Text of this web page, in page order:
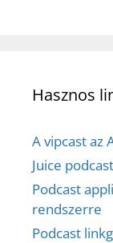
Hasznos
A vipcast az
Juice
Podcast
rendszerre
Podcast